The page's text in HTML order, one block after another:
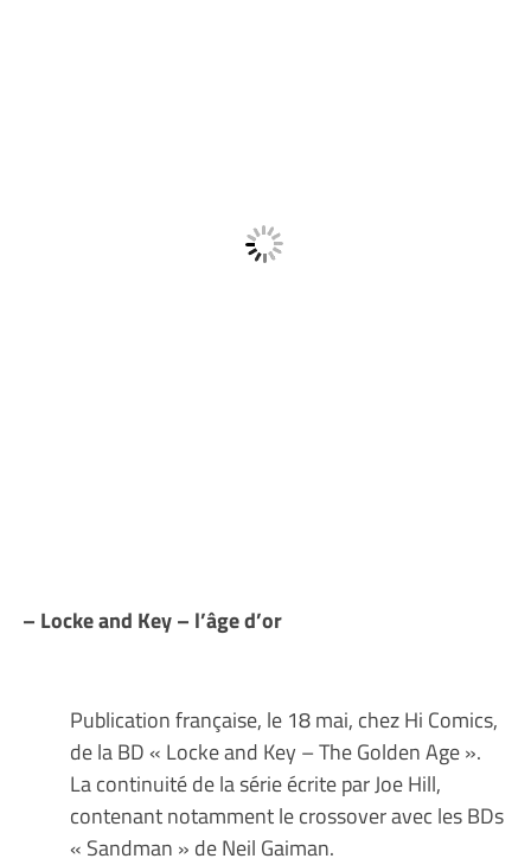
– Locke and Key – l’âge d’or
Publication française, le 18 mai, chez Hi Comics,
de la BD « Locke and Key – The Golden Age ».
La continuité de la série écrite par Joe Hill,
contenant notamment le crossover avec les BDs
« Sandman » de Neil Gaiman.